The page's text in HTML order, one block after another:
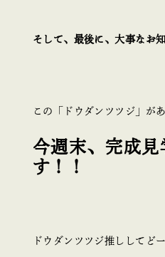
そして、最後に、大事なお
この「ドウダンツツジ」が
今週末、完成見
す！！
ドウダンツツジ推ししてど